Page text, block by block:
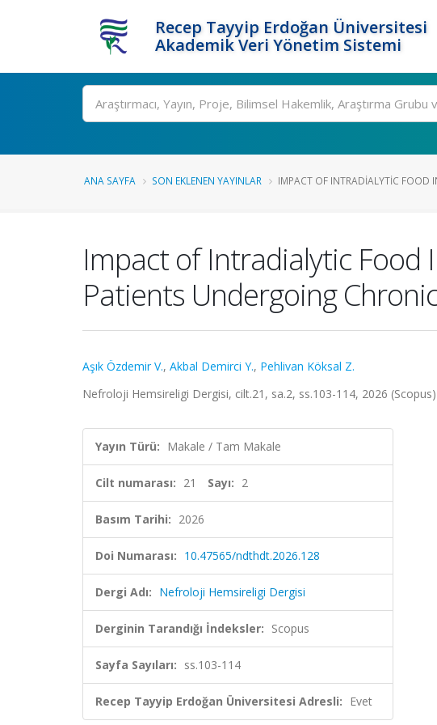
Recep Tayyip Erdoğan Üniversitesi
Akademik Veri Yönetim Sistemi
Ara
ANA SAYFA SON EKLENEN YAYINLAR IMPACT OF INTRADIALYTIC FOOD
Impact of Intradialytic Food
Patients Undergoing
Aşık Özdemir V., Akbal Demirci Y., Pehlivan Köksal Z.
Nefroloji Hemsireligi Dergisi, cilt.21, sa.2, ss.103-114, 2026 (Scopus)
Yayın Türü: Makale / Tam Makale
Cilt numarası: 21 Sayı: 2
Basım Tarihi: 2026
Doi Numarası: 10.47565/ndthdt.2026.128
Dergi Adı: Nefroloji Hemsireligi Dergisi
Derginin Tarandığı İndeksler: Scopus
Sayfa Sayıları: ss.103-114
Recep Tayyip Erdoğan Üniversitesi Adresli: Evet